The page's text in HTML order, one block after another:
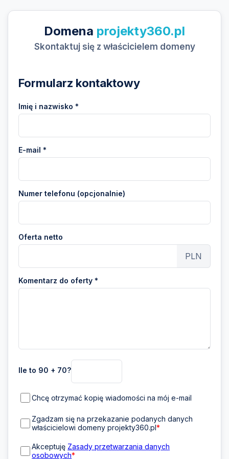
Domena projekty360.pl
Skontaktuj się z właścicielem domeny
Formularz kontaktowy
Imię i nazwisko *
E-mail *
Numer telefonu (opcjonalnie)
Oferta netto
PLN
Komentarz do oferty *
Ile to 90 + 70?
Chcę otrzymać kopię wiadomości na mój e-mail
Zgadzam się na przekazanie podanych danych
właścicielowi domeny projekty360.pl*
Akceptuję Zasady przetwarzania danych
osobowych*